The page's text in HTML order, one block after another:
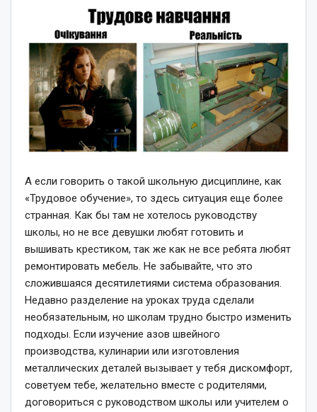
А если говорить о такой школьную дисциплине, как
«Трудовое обучение», то здесь ситуация еще более
странная. Как бы там не хотелось руководству
школы, но не все девушки любят готовить и
вышивать крестиком, так же как не все ребята любят
ремонтировать мебель. Не забывайте, что это
сложившаяся десятилетиями система образования.
Недавно разделение на уроках труда сделали
необязательным, но школам трудно быстро изменить
подходы. Если изучение азов швейного
производства, кулинарии или изготовления
металлических деталей вызывает у тебя дискомфорт,
советуем тебе, желательно вместе с родителями,
договориться с руководством школы или учителем о